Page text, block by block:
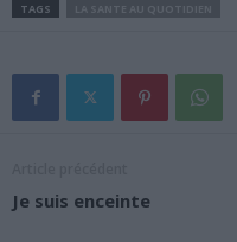
TAGS
Je suis enceinte